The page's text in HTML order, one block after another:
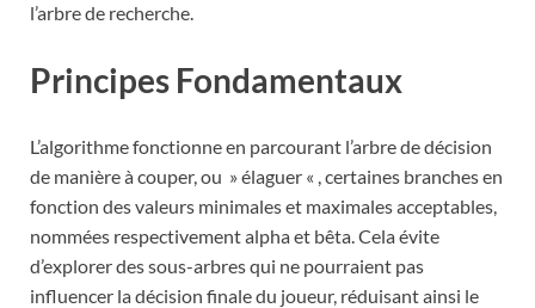
l’arbre de recherche.
Principes Fondamentaux
L’algorithme fonctionne en parcourant l’arbre de décision
de manière à couper, ou » élaguer « , certaines branches en
fonction des valeurs minimales et maximales acceptables,
nommées respectivement alpha et bêta. Cela évite
d’explorer des sous-arbres qui ne pourraient pas
influencer la décision finale du joueur, réduisant ainsi le